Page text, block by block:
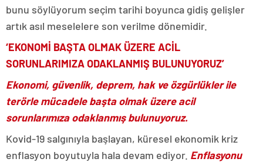
bunu söylüyorum seçim tarihi boyunca gidiş gelişler
artık asıl meselelere son verilme dönemidir.
‘EKONOMİ BAŞTA OLMAK ÜZERE ACİL
SORUNLARIMIZA ODAKLANMIŞ BULUNUYORUZ’
Ekonomi, güvenlik, deprem, hak ve özgürlükler ile
terörle mücadele başta olmak üzere acil
sorunlarımıza odaklanmış bulunuyoruz.
Kovid-19 salgınıyla başlayan, küresel ekonomik kriz
enflasyon boyutuyla hala devam ediyor. Enflasyonu